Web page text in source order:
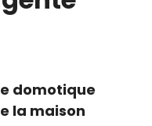
domotique
la maison